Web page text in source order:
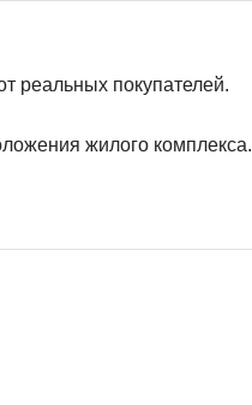
реальных покупателей.
жилого комплекса.